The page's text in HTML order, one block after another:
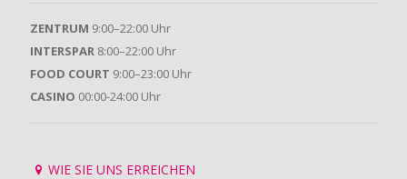
ZENTRUM 9:00–22:00 Uhr
INTERSPAR 8:00–22:00 Uhr
FOOD COURT 9:00–23:00 Uhr
CASINO 00:00-24:00 Uhr
WIE SIE UNS ERREICHEN